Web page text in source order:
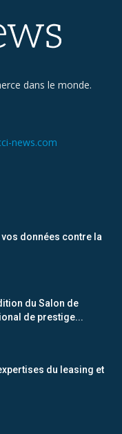
dans le monde.
news.com
données contre la
du Salon de
de prestige...
du leasing et